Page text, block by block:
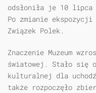
odsłoniła je 10 lipca
Po zmianie ekspozycji
Związek Polek.
Znaczenie Muzeum
światowej. Stało się
kulturalnej dla
także rozpoczęło